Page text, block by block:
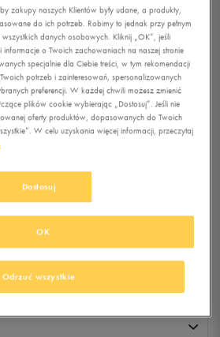
)
przed promocją)
momentu wprowadzenia produktu)
zakupy naszych Klientów były udane, a produkty,
do ich potrzeb. Robimy to jednak przy pełnym
danych osobowych. Kliknij „OK”, jeśli
o Twoich zachowaniach na naszej stronie
specjalnie dla Ciebie treści, w tym rekomendacji
potrzeb i zainteresowań, spersonalizowanych
preferencji. W każdej chwili możesz zmienić
plików cookie wybierając „Dostosuj”. Jeśli nie
oferty produktów, dopasowanych do Twoich
W celu uzyskania więcej informacji, przeczytaj
Dostosuj
Odrzuć wszystkie
OK